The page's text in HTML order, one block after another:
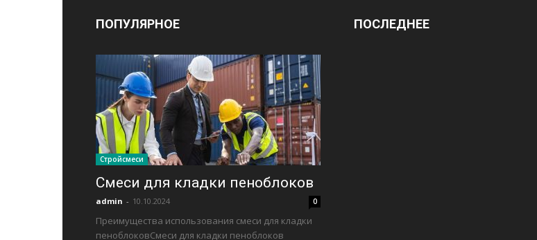
ПОПУЛЯРНОЕ
Стройсмеси
Смеси для кладки пеноблоков
admin - 10.10.2024 0
Преимущества использования смеси для кладки
пеноблоковСмеси для кладки пеноблоков
ПОСЛЕДНЕЕ